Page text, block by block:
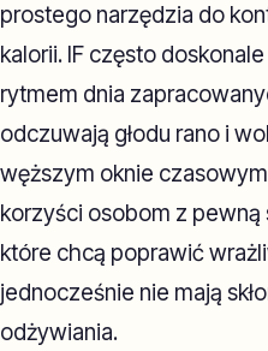
prostego narzędzia do
kalorii. IF często
rytmem dnia
odczuwają głodu rano i
węższym oknie
korzyści osobom z
które chcą poprawić
jednocześnie nie mają
odżywiania.